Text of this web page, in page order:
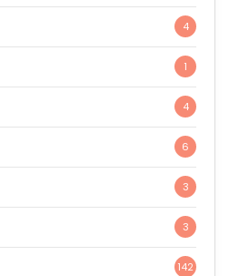
4
1
4
6
3
3
142